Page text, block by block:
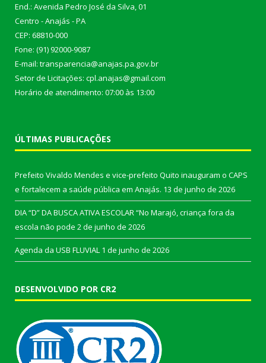
End.: Avenida Pedro José da Silva, 01
Centro - Anajás - PA
CEP: 68810-000
Fone: (91) 92000-9087
E-mail: transparencia@anajas.pa.gov.br
Setor de Licitações: cpl.anajas@gmail.com
Horário de atendimento: 07:00 às 13:00
ÚLTIMAS PUBLICAÇÕES
Prefeito Vivaldo Mendes e vice-prefeito Quito inauguram o CAPS
e fortalecem a saúde pública em Anajás. 13 de junho de 2026
DIA “D” DA BUSCA ATIVA ESCOLAR “No Marajó, criança fora da
escola não pode 2 de junho de 2026
Agenda da USB FLUVIAL 1 de junho de 2026
DESENVOLVIDO POR CR2